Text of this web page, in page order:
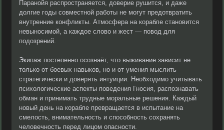
Паранойя распространяется, доверие рушится, и даже
долгие годы совместной работы не могут предотвратить
внутренние конфликты. Атмосфера на корабле становится
невыносимой, а каждое слово и жест — повод для
подозрений.
Экипаж постепенно осознаёт, что выживание зависит не
только от боевых навыков, но и от умения мыслить
стратегически и доверять интуиции. Необходимо учитывать
психологические аспекты поведения Гносия, распознавать
обман и принимать трудные моральные решения. Каждый
новый день на корабле превращается в испытание на
смелость, внимательность и способность сохранять
человечность перед лицом опасности.